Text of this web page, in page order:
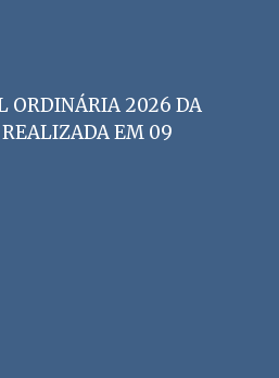
ORDINÁRIA 2026 DA
REALIZADA EM 09